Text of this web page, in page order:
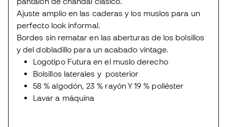
Ajuste amplio en las caderas y los muslos para un
perfecto look informal.
Bordes sin rematar en las aberturas de los bolsillos
y del dobladillo para un acabado vintage.
Logotipo Futura en el muslo derecho
Bolsillos laterales y posterior
58 % algodón, 23 % rayón Y 19 % poliéster
Lavar a máquina